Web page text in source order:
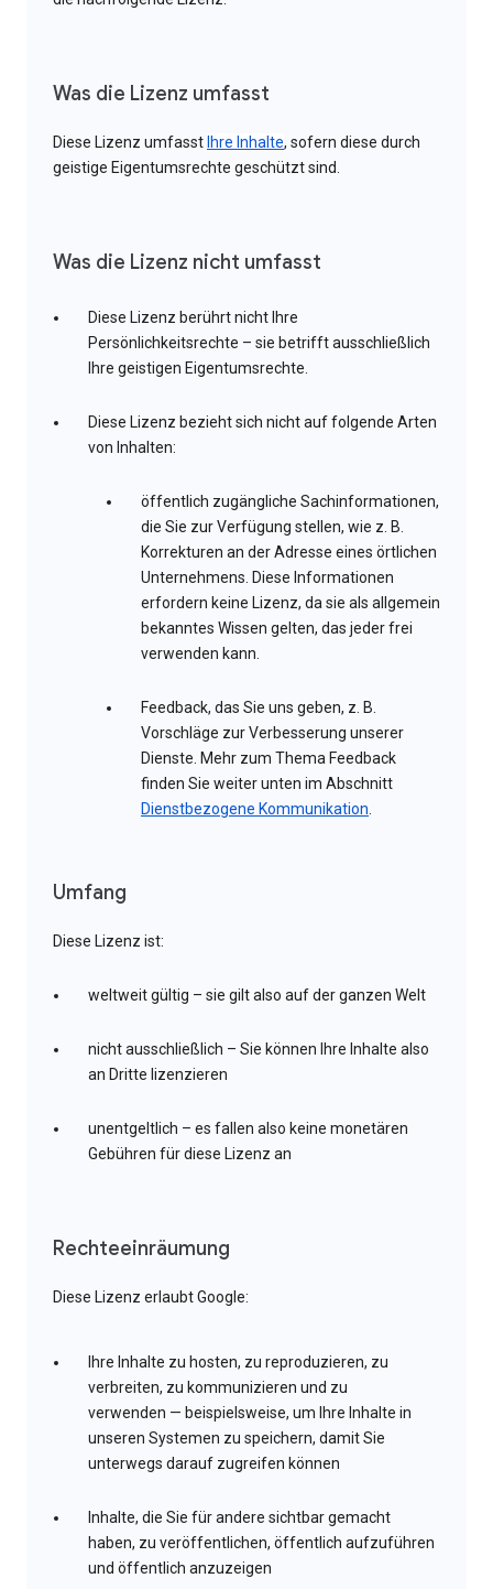
Was die Lizenz umfasst
Diese Lizenz umfasst Ihre Inhalte, sofern diese durch
geistige Eigentumsrechte geschützt sind.
Was die Lizenz nicht umfasst
Diese Lizenz berührt nicht Ihre
Persönlichkeitsrechte – sie betrifft ausschließlich
Ihre geistigen Eigentumsrechte.
Diese Lizenz bezieht sich nicht auf folgende Arten
von Inhalten:
öffentlich zugängliche Sachinformationen,
die Sie zur Verfügung stellen, wie z. B.
Korrekturen an der Adresse eines örtlichen
Unternehmens. Diese Informationen
erfordern keine Lizenz, da sie als allgemein
bekanntes Wissen gelten, das jeder frei
verwenden kann.
Feedback, das Sie uns geben, z. B.
Vorschläge zur Verbesserung unserer
Dienste. Mehr zum Thema Feedback
finden Sie weiter unten im Abschnitt
Dienstbezogene Kommunikation.
Umfang
Diese Lizenz ist:
weltweit gültig – sie gilt also auf der ganzen Welt
nicht ausschließlich – Sie können Ihre Inhalte also
an Dritte lizenzieren
unentgeltlich – es fallen also keine monetären
Gebühren für diese Lizenz an
Rechteeinräumung
Diese Lizenz erlaubt Google:
Ihre Inhalte zu hosten, zu reproduzieren, zu
verbreiten, zu kommunizieren und zu
verwenden — beispielsweise, um Ihre Inhalte in
unseren Systemen zu speichern, damit Sie
unterwegs darauf zugreifen können
Inhalte, die Sie für andere sichtbar gemacht
haben, zu veröffentlichen, öffentlich aufzuführen
und öffentlich anzuzeigen